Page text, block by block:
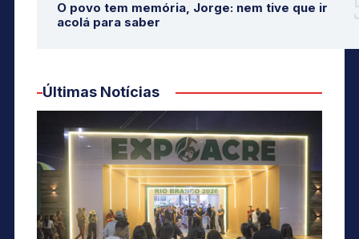
O povo tem memória, Jorge: nem tive que ir
acolá para saber
Últimas Notícias